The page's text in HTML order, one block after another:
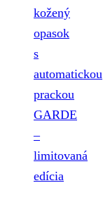
kožený
opasok
s
automatickou
prackou
GARDE
–
limitovaná
edícia